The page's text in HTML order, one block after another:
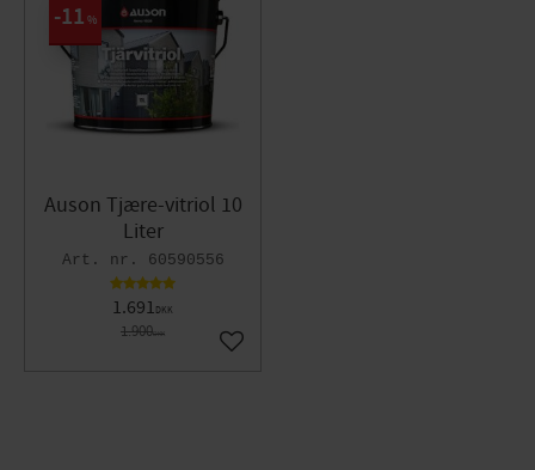
Auson Tjære-vitriol 10
Liter
60590556
1.691DKK
1.900DKK
11 %
Gem som favorit